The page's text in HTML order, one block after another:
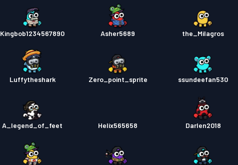
Kingbob1234567890 Asher5689 the_Milagros
Luffytheshark Zero_point_sprite ssundeefan530
A_legend_of_feet Helix565658 Darlen2018